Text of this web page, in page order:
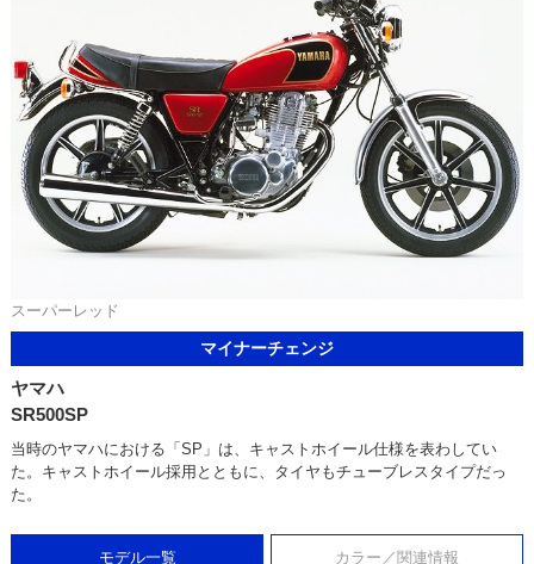
スーパーレッド
マイナーチェンジ
ヤマハ
SR500SP
当時のヤマハにおける「SP」は、キャストホイール仕様を表わしてい
た。キャストホイール採用とともに、タイヤもチューブレスタイプだっ
た。
モデル一覧 カラー／関連情報